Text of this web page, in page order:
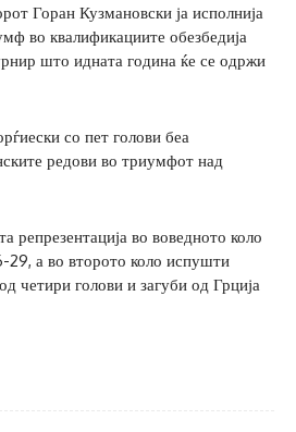
Горан Кузмановски ја исполнија
во квалификациите обезбедија
што идната година ќе се одржи
со пет голови беа
редови во триумфот над
репрезентација во воведното коло
29, а во второто коло испушти
четири голови и загуби од Грција